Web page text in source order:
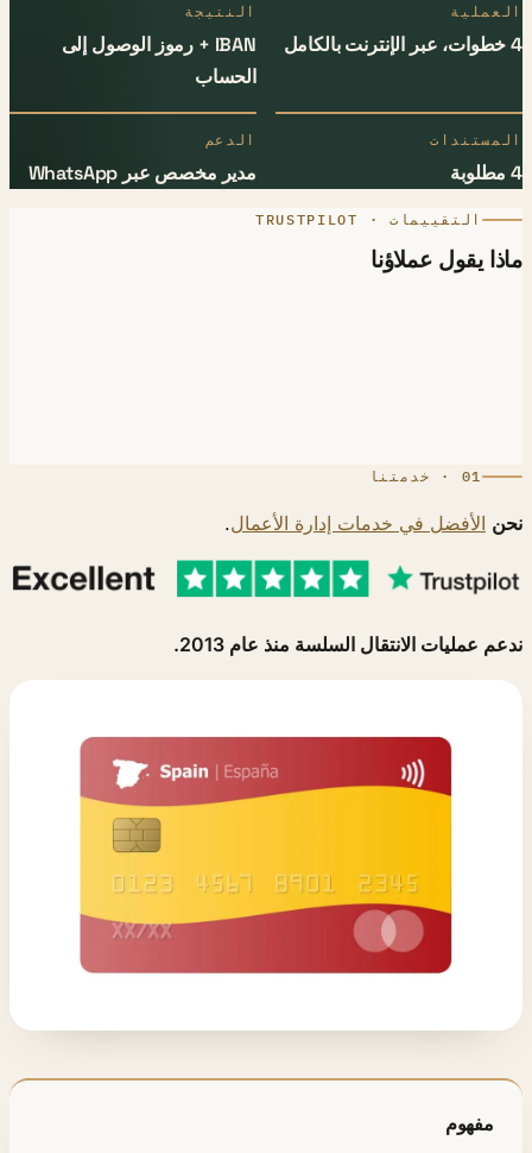
النتيجة
IBAN + رموز الوصول إلى
الحساب
الدعم
مدير مخصص عبر WhatsApp
التقييمات · TRUSTPILOT
يقول عملاؤنا
01 · خدمتنا
الأفضل في خدمات إدارة الأعمال.
عمليات الانتقال السلسة منذ عام 2013.
مفهوم